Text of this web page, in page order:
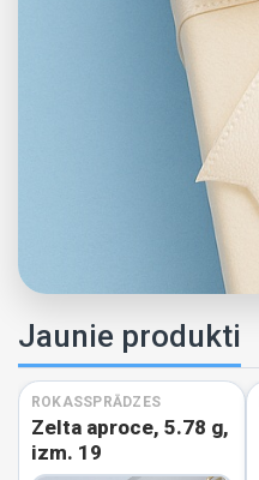
Jaunie produkti
ROKASSPRĀDZES
Zelta aproce, 5.78 g,
izm. 19